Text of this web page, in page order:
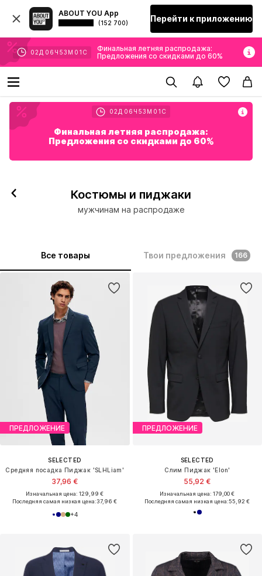
ABOUT YOU App
(152 700) Перейти к приложению
02 Д 06 Ч 52 М 59 С
Финальная летняя распродажа:
Предложения со скидками до 60%
02 Д 06 Ч 52 М 59 С
Финальная летняя распродажа:
Предложения со скидками до 60%
Костюмы и пиджаки
мужчинам на распродаже
Все товары Твои предложения 166
ПРЕДЛОЖЕНИЕ
SELECTED
Средняя посадка Пиджак 'SLHLiam'
37,96 €
Изначальная цена: 129,99 €
Последняя самая низкая цена:37,96 €
+4
ПРЕДЛОЖЕНИЕ
SELECTED
Слим Пиджак 'Elon'
55,92 €
Изначальная цена: 179,00 €
Последняя самая низкая цена:55,92 €